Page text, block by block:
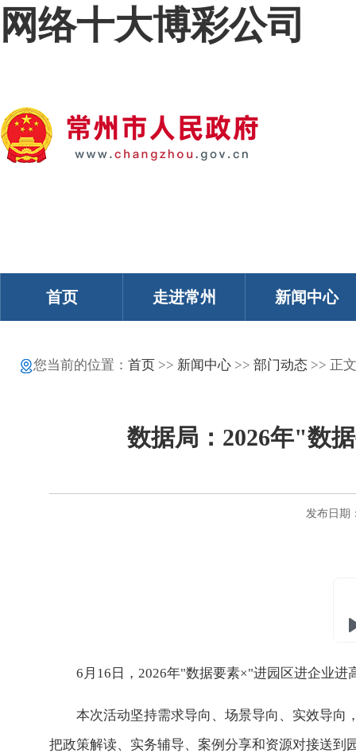
网络十大博彩公司
首页 走进常州 新闻中心
您当前的位置： 首页>> 新闻中心>> 部门动态>> 正文
数据局：2026年"数
发布日期
6月16日，2026年"数据要素×"进园区进企业
本次活动坚持需求导向、场景导向、实效导向
把政策解读、实务辅导、案例分享和资源对接送